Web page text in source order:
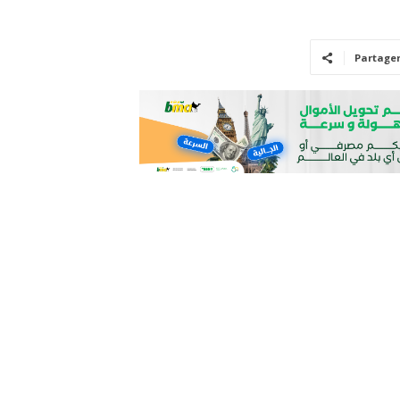
Partager